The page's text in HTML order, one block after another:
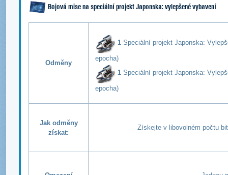
Bojová mise na speciální projekt Japonska: vylepšené vybavení
Odměny
1 Speciální projekt Japonska:
epocha)
1 Speciální projekt Japonska: V
epocha)
Jak odměny
získat:
Získejte v libovolném počtu